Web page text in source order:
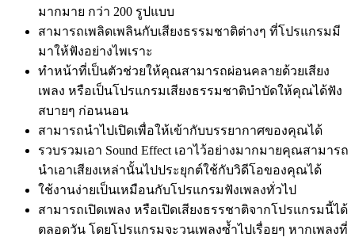
มากมาย กว่า 200 รูปแบบ
สามารถเพลิดเพลินกับเสียงธรรมชาติต่างๆ ที่โปรแกรมมี
มาให้ฟังอย่างไพเราะ
ทำหน้าที่เป็นตัวช่วยให้คุณสามารถผ่อนคลายด้วยเสียง
เพลง หรือเป็นโปรแกรมเสียงธรรมชาติบำบัดให้คุณได้ฟัง
สบายๆ ก่อนนอน
สามารถนำไปเปิดเพื่อให้เข้ากับบรรยากาศของคุณได้
รวบรวมเอา Sound Effect เอาไว้อย่างมากมายคุณสามารถ
นำเอาเสียงเหล่านั้นไปประยุกต์ใช้กับวิดีโอของคุณได้
ใช้งานง่ายเป็นเหมือนกับโปรแกรมฟังเพลงทั่วไป
สามารถเปิดเพลง หรือเปิดเสียงธรรชาติจากโปรแกรมนี้ได้
ตลอดวัน โดยโปรแกรมจะวนเพลงซ้ำไปเรื่อยๆ หากเพลงที่